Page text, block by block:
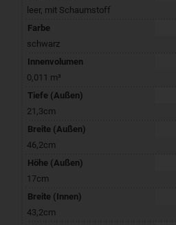
leer, mit Schaumstoff
Farbe
schwarz
Innenvolumen
0,011 m³
Tiefe (Außen)
21,3cm
Breite (Außen)
46,2cm
Höhe (Außen)
17cm
Breite (Innen)
43,2cm